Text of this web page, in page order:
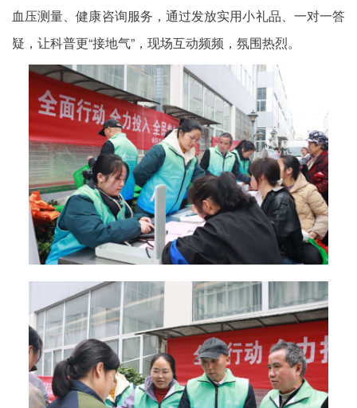
血压测量、健康咨询服务，通过发放实用小礼品、一对一答
疑，让科普更“接地气”，现场互动频频，氛围热烈。